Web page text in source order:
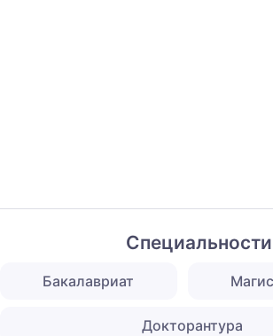
Специальности
Бакалавриат
Докторантура